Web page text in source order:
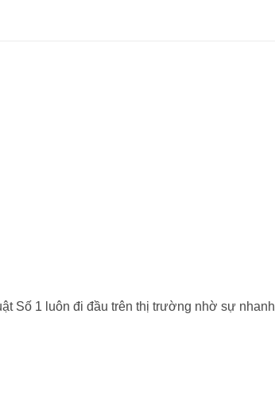
Số 1 luôn đi đầu trên thị trường nhờ sự nhanh